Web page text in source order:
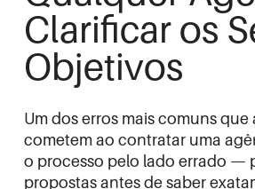
Clarificar os
Objetivos
Um dos erros mais comuns que
cometem ao contratar uma
o processo pelo lado errado —
propostas antes de saber